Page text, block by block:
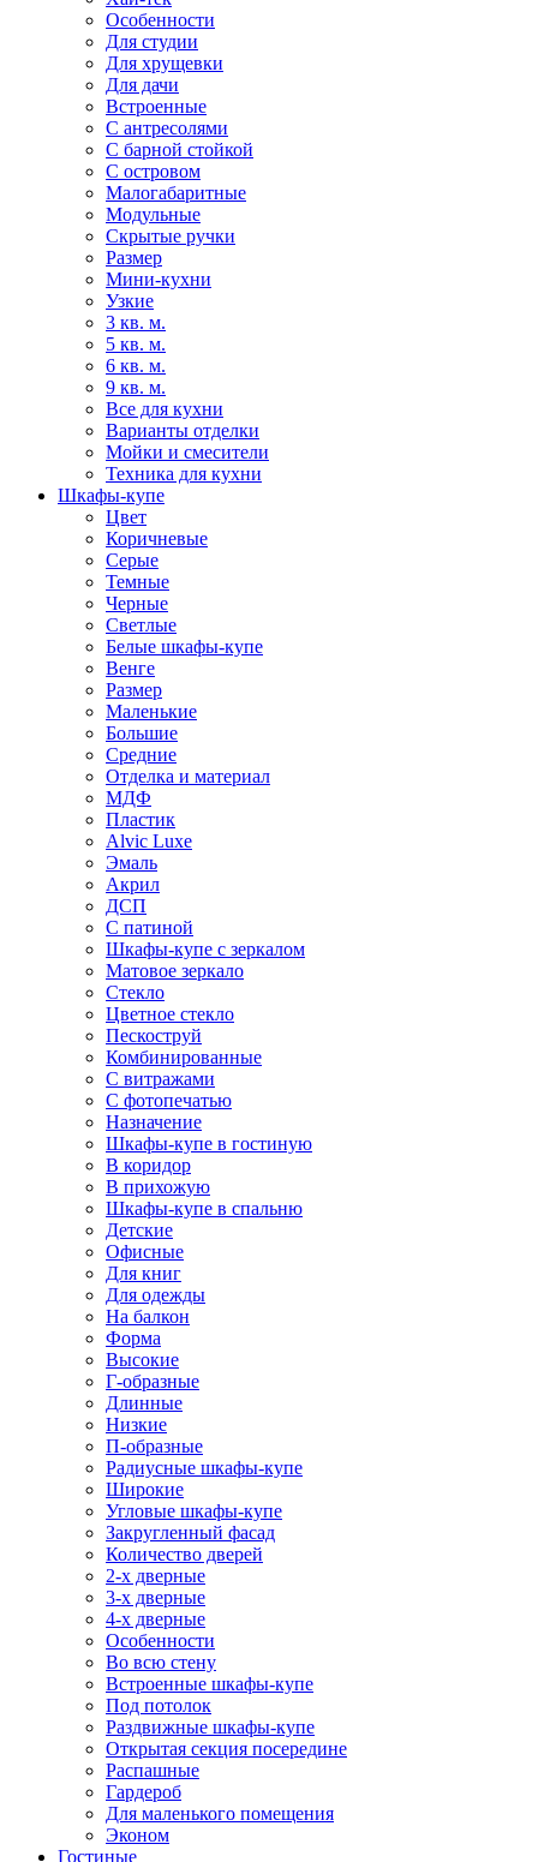
Особенности
Для студии
Для хрущевки
Для дачи
Встроенные
С антресолями
С барной стойкой
С островом
Малогабаритные
Модульные
Скрытые ручки
Размер
Мини-кухни
Узкие
3 кв. м.
5 кв. м.
6 кв. м.
9 кв. м.
Все для кухни
Варианты отделки
Мойки и смесители
Техника для кухни
Шкафы-купе
Цвет
Коричневые
Серые
Темные
Черные
Светлые
Белые шкафы-купе
Венге
Размер
Маленькие
Большие
Средние
Отделка и материал
МДФ
Пластик
Alvic Luxe
Эмаль
Акрил
ДСП
С патиной
Шкафы-купе с зеркалом
Матовое зеркало
Стекло
Цветное стекло
Пескоструй
Комбинированные
С витражами
С фотопечатью
Назначение
Шкафы-купе в гостиную
В коридор
В прихожую
Шкафы-купе в спальню
Детские
Офисные
Для книг
Для одежды
На балкон
Форма
Высокие
Г-образные
Длинные
Низкие
П-образные
Радиусные шкафы-купе
Широкие
Угловые шкафы-купе
Закругленный фасад
Количество дверей
2-х дверные
3-х дверные
4-х дверные
Особенности
Во всю стену
Встроенные шкафы-купе
Под потолок
Раздвижные шкафы-купе
Открытая секция посередине
Распашные
Гардероб
Для маленького помещения
Эконом
Гостиные